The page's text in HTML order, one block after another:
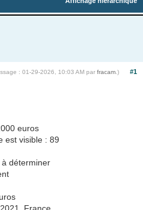
#1
: 01-29-2026, 10:03 AM par fracam .)
euros
est visible : 89
déterminer